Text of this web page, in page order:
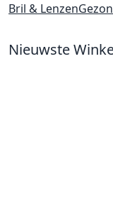
Bril & Lenzen
Nieuwste